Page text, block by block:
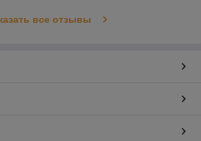
все отзывы